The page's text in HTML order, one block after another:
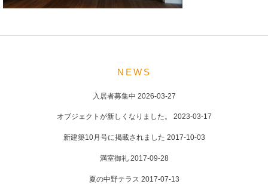
NEWS
入居者募集中 2026-03-27
オブジェクトが新しくなりました。 2023-03-17
新建築10月号に掲載されました 2017-10-03
満室御礼 2017-09-28
夏の中野テラス 2017-07-13